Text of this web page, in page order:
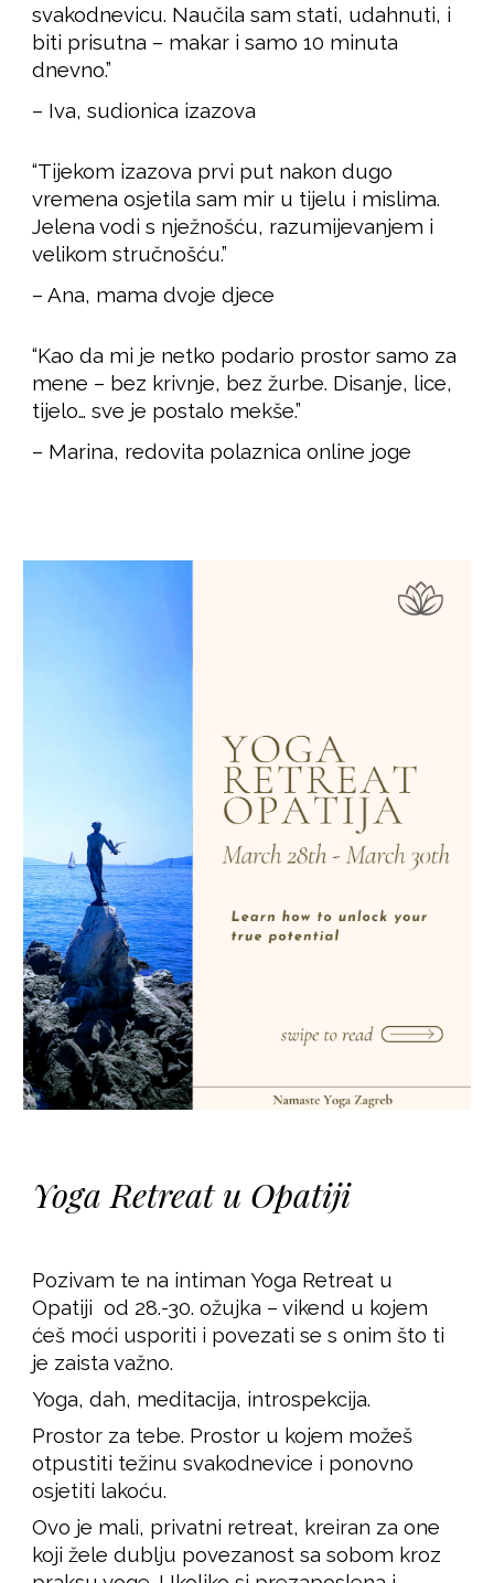
svakodnevicu. Naučila sam stati, udahnuti, i
biti prisutna – makar i samo 10 minuta
dnevno.”
– Iva, sudionica izazova
“Tijekom izazova prvi put nakon dugo
vremena osjetila sam mir u tijelu i mislima.
Jelena vodi s nježnošću, razumijevanjem i
velikom stručnošću.”
– Ana, mama dvoje djece
“Kao da mi je netko podario prostor samo za
mene – bez krivnje, bez žurbe. Disanje, lice,
tijelo… sve je postalo mekše.”
– Marina, redovita polaznica online joge
Yoga Retreat u Opatiji
Pozivam te na intiman Yoga Retreat u
Opatiji od 28.-30. ožujka – vikend u kojem
ćeš moći usporiti i povezati se s onim što ti
je zaista važno.
Yoga, dah, meditacija, introspekcija.
Prostor za tebe. Prostor u kojem možeš
otpustiti težinu svakodnevice i ponovno
osjetiti lakoću.
Ovo je mali, privatni retreat, kreiran za one
koji žele dublju povezanost sa sobom kroz